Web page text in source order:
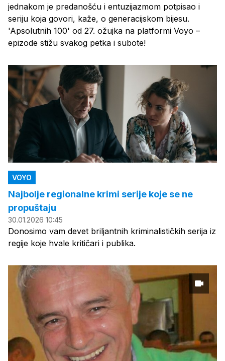
jednakom je predanošću i entuzijazmom potpisao i
seriju koja govori, kaže, o generacijskom bijesu.
'Apsolutnih 100' od 27. ožujka na platformi Voyo –
epizode stižu svakog petka i subote!
VOYO
Najbolje regionalne krimi serije koje se ne
propuštaju
30.01.2026 10:45
Donosimo vam devet briljantnih kriminalističkih serija iz
regije koje hvale kritičari i publika.